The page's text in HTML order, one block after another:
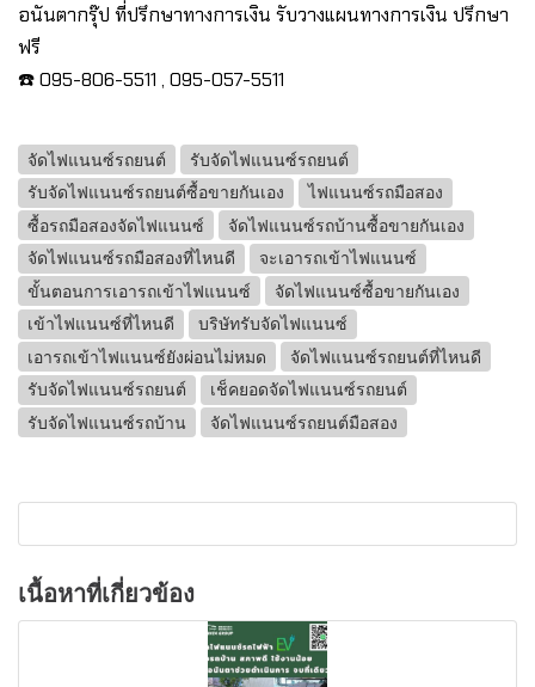
อนันตากรุ๊ป ที่ปรึกษาทางการเงิน รับวางแผนทางการเงิน ปรึกษา
ฟรี
☎️ 095-806-5511 , 095-057-5511
จัดไฟแนนซ์รถยนต์
รับจัดไฟแนนซ์รถยนต์
รับจัดไฟแนนซ์รถยนต์ซื้อขายกันเอง
ไฟแนนซ์รถมือสอง
ซื้อรถมือสองจัดไฟแนนซ์
จัดไฟแนนซ์รถบ้านซื้อขายกันเอง
จัดไฟแนนซ์รถมือสองที่ไหนดี
จะเอารถเข้าไฟแนนซ์
ขั้นตอนการเอารถเข้าไฟแนนซ์
จัดไฟแนนซ์ซื้อขายกันเอง
เข้าไฟแนนซ์ที่ไหนดี
บริษัทรับจัดไฟแนนซ์
เอารถเข้าไฟแนนซ์ยังผ่อนไม่หมด
จัดไฟแนนซ์รถยนต์ที่ไหนดี
รับจัดไฟแนนซ์รถยนต์
เช็คยอดจัดไฟแนนซ์รถยนต์
รับจัดไฟแนนซ์รถบ้าน
จัดไฟแนนซ์รถยนต์มือสอง
เนื้อหาที่เกี่ยวข้อง